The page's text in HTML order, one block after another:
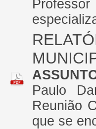
Paulo
Reunião
que se